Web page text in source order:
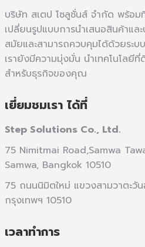
บริษัท สเตป โซลูชั่นส์ จำกัด พร้อมที่
เปลี่ยนรูปแบบการนำเสนอสินค้าแ
สมัยและสามารถควบคุมได้ด้วยระ
เรายังมีความมุ่งมั่น นำเทคโนโลยี
สำหรับธุรกิจของคุณ
เยี่ยมชมเรา ได้ที่
Step Solutions Co., Ltd.
75 Nimitmai Road,Samwa
Samwa, Bangkok 10510
75 ถนนนิมิตใหม่ แขวงสามวาตะวั
กรุงเทพฯ 10510
เวลาทำการ